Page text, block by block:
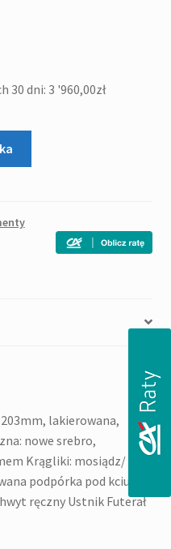
30 dni: 3 '960,00zł
lakierowana,
nowe srebro,
Krągliki: mosiądz/
podpórka pod kciuk
ręczny Ustnik Futerał